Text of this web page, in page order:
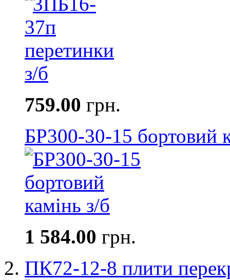
759.00 грн.
БР300-30-15 бортовий
1 584.00 грн.
ПК72-12-8 плити